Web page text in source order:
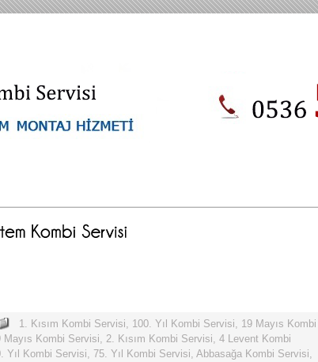
1. Kısım Kombi Servisi, 100. Yıl Kombi Servisi, 19 Mayıs Kombi
Mayıs Kombi Servisi, 2. Kısım Kombi Servisi, 4 Levent Kombi
Yıl Kombi Servisi, 75. Yıl Kombi Servisi, Abbasağa Kombi Servisi,